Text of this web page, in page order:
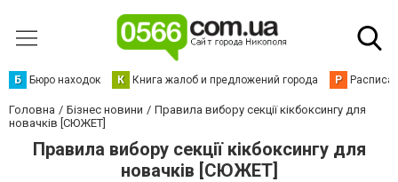
Б Бюро находок К Книга жалоб и предложений города Р
Головна Бізнес новини
Правила вибору секції кікбоксингу для
новачків [СЮЖЕТ]
Правила вибору секції кікбоксингу для
новачків [СЮЖЕТ]